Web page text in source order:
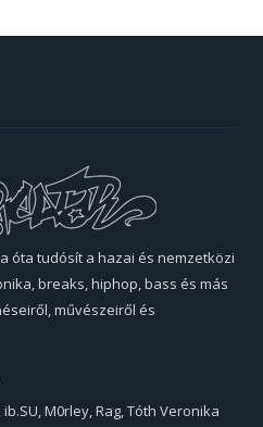
óta tudósít a hazai és nemzetközi
breaks, hiphop, bass és más
művészeiről és
ib.SU, M0rley, Rag, Tóth Veronika